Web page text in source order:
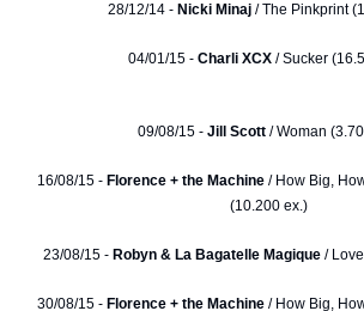
28/12/14 -Nicki Minaj/ The Pinkprint
04/01/15 - Charli XCX/ Sucker
09/08/15 - Jill Scott / Woman
16/08/15 - Florence + the Machine / How Big,
(10.200 ex.)
23/08/15 - Robyn & La Bagatelle Magique /
30/08/15 - Florence + the Machine / How Big,